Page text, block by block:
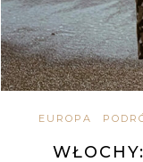
EUROPA